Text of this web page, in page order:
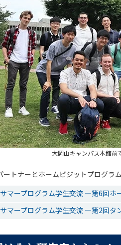
大岡山キャンパス本館前
ートナーとホームビジットプログラ
サマープログラム学生交流 ―第6回ホ
サマープログラム学生交流 ―第2回タ